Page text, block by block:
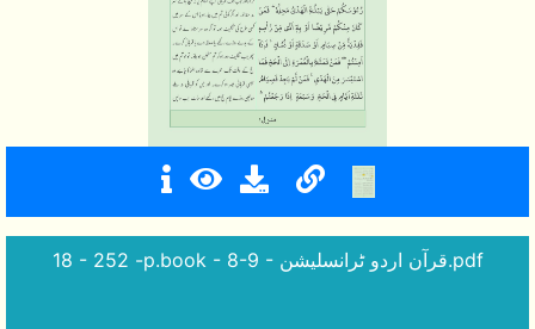
18 - 252 -p.book - 8-9 - قرآن اردو ٹرانسلیشن.pdf